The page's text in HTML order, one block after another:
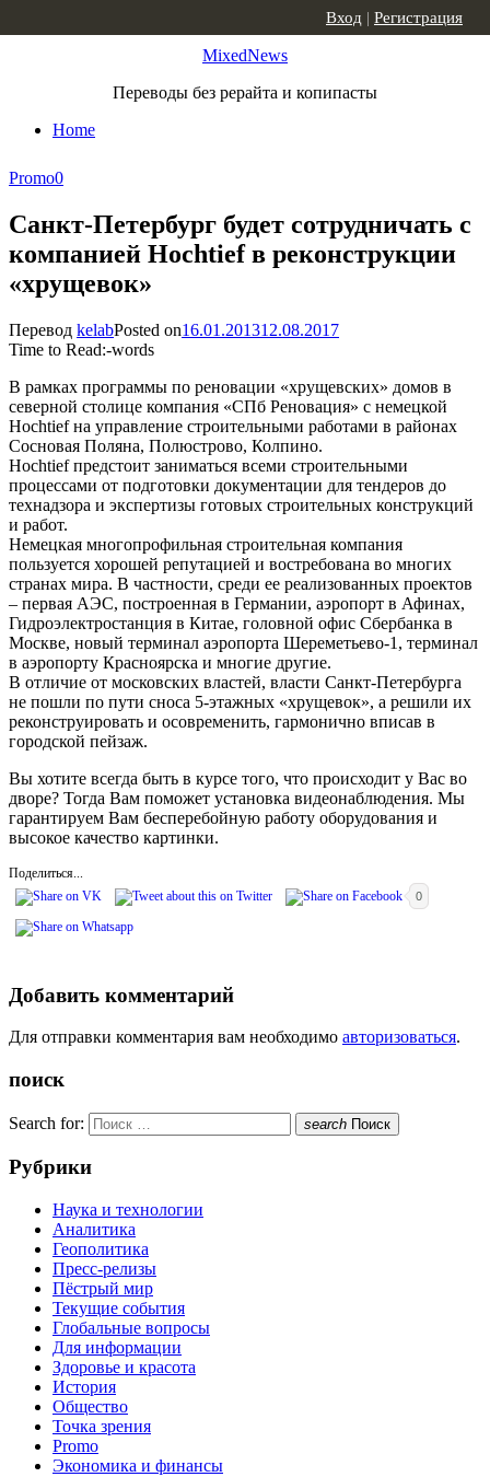
MixedNews
Переводы без рерайта и копипасты
Home
Вход | Регистрация
Promo0
Санкт-Петербург будет сотрудничать с
компанией Hochtief в реконструкции
«хрущевок»
Перевод kelabPosted on16.01.201312.08.2017
Time to Read:-words
В рамках программы по реновации «хрущевских» домов в
северной столице компания «СПб Реновация» с немецкой
Hochtief на управление строительными работами в районах
Сосновая Поляна, Полюстрово, Колпино.
Hochtief предстоит заниматься всеми строительными
процессами от подготовки документации для тендеров до
технадзора и экспертизы готовых строительных конструкций
и работ.
Немецкая многопрофильная строительная компания
пользуется хорошей репутацией и востребована во многих
странах мира. В частности, среди ее реализованных проектов
– первая АЭС, построенная в Германии, аэропорт в Афинах,
Гидроэлектростанция в Китае, головной офис Сбербанка в
Москве, новый терминал аэропорта Шереметьево-1, терминал
в аэропорту Красноярска и многие другие.
В отличие от московских властей, власти Санкт-Петербурга
не пошли по пути сноса 5-этажных «хрущевок», а решили их
реконструировать и осовременить, гармонично вписав в
городской пейзаж.
Вы хотите всегда быть в курсе того, что происходит у Вас во
дворе? Тогда Вам поможет установка видеонаблюдения. Мы
гарантируем Вам бесперебойную работу оборудования и
высокое качество картинки.
Поделиться...
0
Добавить комментарий
Для отправки комментария вам необходимо авторизоваться.
поиск
Search for: search Поиск
Рубрики
Наука и технологии
Аналитика
Геополитика
Пресс-релизы
Пёстрый мир
Текущие события
Глобальные вопросы
Для информации
Здоровье и красота
История
Общество
Точка зрения
Promo
Экономика и финансы